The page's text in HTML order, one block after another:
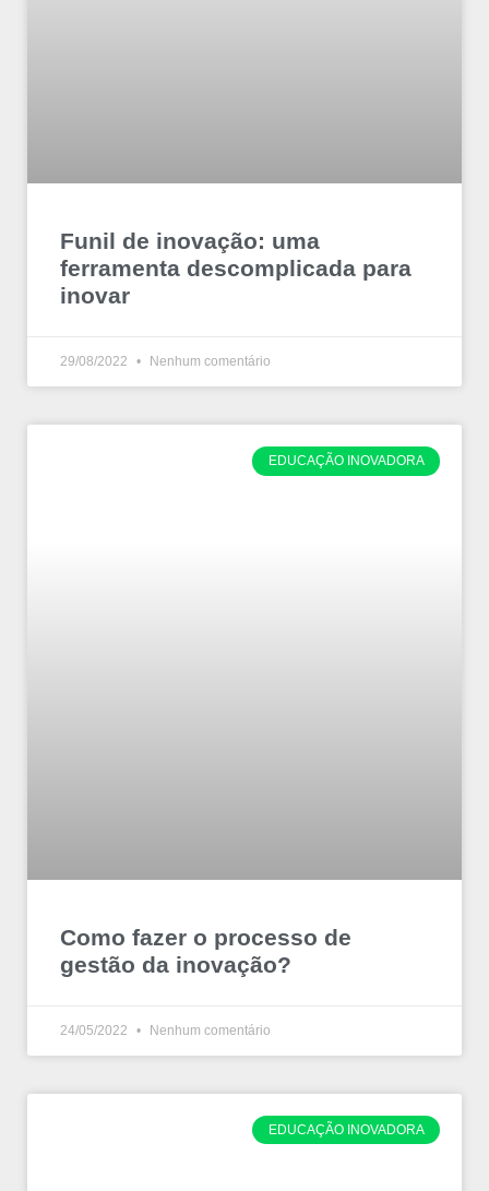
Funil de inovação: uma
ferramenta descomplicada para
inovar
29/08/2022 Nenhum comentário
EDUCAÇÃO INOVADORA
Como fazer o processo de
gestão da inovação?
24/05/2022 Nenhum comentário
EDUCAÇÃO INOVADORA